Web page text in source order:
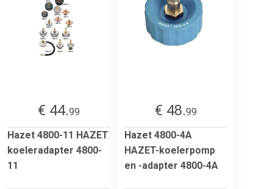
€ 44.99
Hazet 4800-11 HAZET
koeleradapter 4800-
11
€ 48.99
Hazet 4800-4A
HAZET-koelerpomp
en -adapter 4800-4A